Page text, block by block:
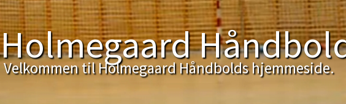
Holmegaard
Velkommen til Holmegaard Håndbolds hjemmeside.